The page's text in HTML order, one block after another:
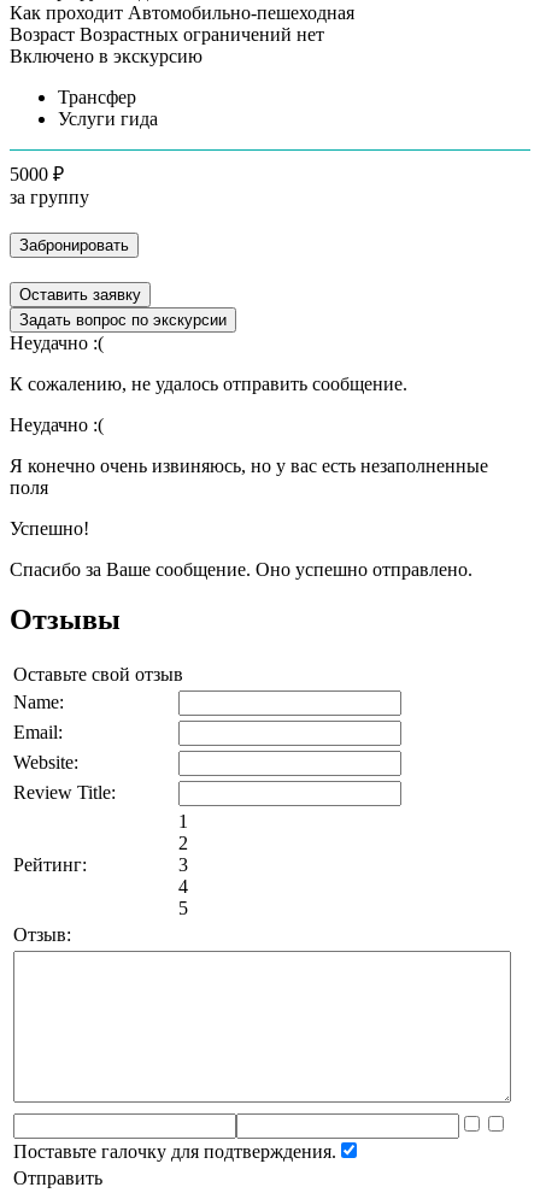
Как проходит Автомобильно-пешеходная
Возраст Возрастных ограничений нет
Включено в экскурсию
Трансфер
Услуги гида
5000 ₽
за группу
Забронировать
Оставить заявку
Задать вопрос по экскурсии
Неудачно :(
К сожалению, не удалось отправить сообщение.
Неудачно :(
Я конечно очень извиняюсь, но у вас есть незаполненные
поля
Успешно!
Спасибо за Ваше сообщение. Оно успешно отправлено.
Отзывы
Оставьте свой отзыв
Name:
Email:
Website:
Review Title:
Рейтинг:
1
2
3
4
5
Отзыв:
Поставьте галочку для подтверждения.
Отправить